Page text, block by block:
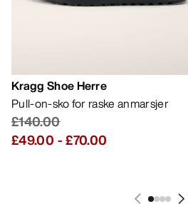
Kragg Shoe Herre
Pull-on-sko for raske anmarsjer
£140.00
£49.00 -£70.00